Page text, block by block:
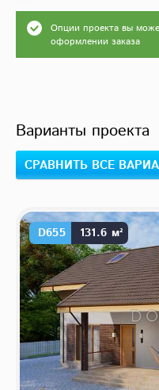
Опции проекта вы
оформлении заказа
Варианты проекта
СРАВНИТЬ ВСЕ
D655 131.6 м²